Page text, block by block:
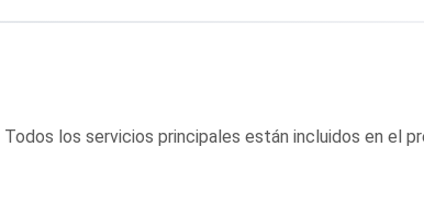
los servicios principales están incluidos en el